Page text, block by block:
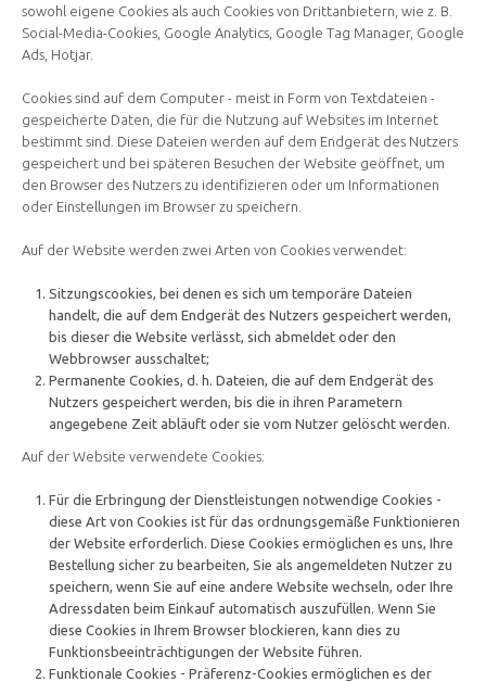
sowohl eigene Cookies als auch Cookies von Drittanbietern, wie z. B.
Social-Media-Cookies, Google Analytics, Google Tag Manager, Google
Ads, Hotjar.
Cookies sind auf dem Computer - meist in Form von Textdateien -
gespeicherte Daten, die für die Nutzung auf Websites im Internet
bestimmt sind. Diese Dateien werden auf dem Endgerät des Nutzers
gespeichert und bei späteren Besuchen der Website geöffnet, um
den Browser des Nutzers zu identifizieren oder um Informationen
oder Einstellungen im Browser zu speichern.
Auf der Website werden zwei Arten von Cookies verwendet:
Sitzungscookies, bei denen es sich um temporäre Dateien
handelt, die auf dem Endgerät des Nutzers gespeichert werden,
bis dieser die Website verlässt, sich abmeldet oder den
Webbrowser ausschaltet;
Permanente Cookies, d. h. Dateien, die auf dem Endgerät des
Nutzers gespeichert werden, bis die in ihren Parametern
angegebene Zeit abläuft oder sie vom Nutzer gelöscht werden.
Auf der Website verwendete Cookies:
Für die Erbringung der Dienstleistungen notwendige Cookies -
diese Art von Cookies ist für das ordnungsgemäße Funktionieren
der Website erforderlich. Diese Cookies ermöglichen es uns, Ihre
Bestellung sicher zu bearbeiten, Sie als angemeldeten Nutzer zu
speichern, wenn Sie auf eine andere Website wechseln, oder Ihre
Adressdaten beim Einkauf automatisch auszufüllen. Wenn Sie
diese Cookies in Ihrem Browser blockieren, kann dies zu
Funktionsbeeinträchtigungen der Website führen.
Funktionale Cookies - Präferenz-Cookies ermöglichen es der